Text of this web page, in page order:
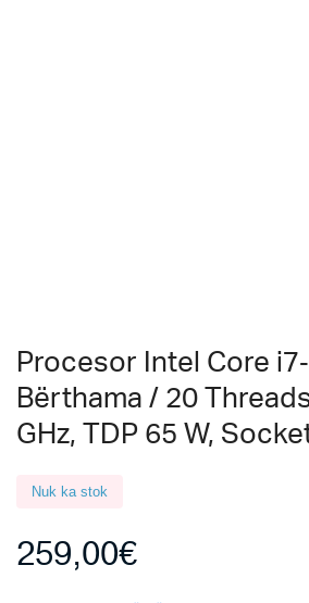
Procesor Intel Core
Bërthama / 20
GHz, TDP 65 W,
Nuk ka stok
259,00€